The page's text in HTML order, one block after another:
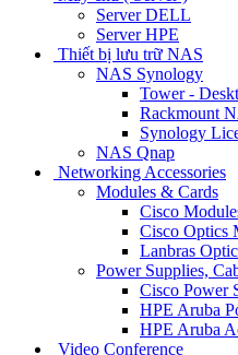
Server DELL
Server HPE
Thiết bị lưu trữ NAS
NAS Synology
Tower -
Rackmount
Synology
NAS Qnap
Networking Accessories
Modules & Cards
Cisco
Cisco Optics
Lanbras
Power Supplies,
Cisco Power
HPE Aruba
HPE Aruba
Video Conference